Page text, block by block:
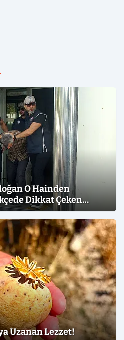
O Hainden
Dikkat Çeken
Uzanan Lezzet!